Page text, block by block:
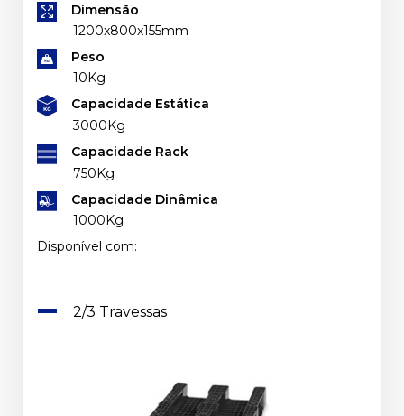
Dimensão
1200x800x155mm
Peso
10Kg
Capacidade Estática
3000Kg
Capacidade Rack
750Kg
Capacidade Dinâmica
1000Kg
Disponível com:
2/3 Travessas